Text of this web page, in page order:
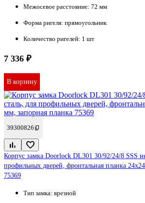
Межосевое расстояние: 72 мм
Форма ригеля: прямоугольник
Количество ригелей: 1 шт
7 336 ₽
В корзину
39300826
Корпус замка Doorlock DL301 30/92/24/8 SSS
профильных дверей, фронтальная планка
75369
Тип замка: врезной